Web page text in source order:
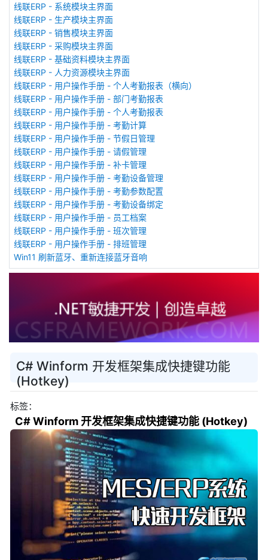
线联ERP - 系统模块主界面
线联ERP - 生产模块主界面
线联ERP - 销售模块主界面
线联ERP - 采购模块主界面
线联ERP - 基础资料模块主界面
线联ERP - 人力资源模块主界面
线联ERP - 用户操作手册 - 个人考勤报表（横向）
线联ERP - 用户操作手册 - 部门考勤报表
线联ERP - 用户操作手册 - 个人考勤报表
线联ERP - 用户操作手册 - 考勤计算
线联ERP - 用户操作手册 - 节假日管理
线联ERP - 用户操作手册 - 请假管理
线联ERP - 用户操作手册 - 补卡管理
线联ERP - 用户操作手册 - 考勤设备管理
线联ERP - 用户操作手册 - 考勤参数配置
线联ERP - 用户操作手册 - 考勤设备绑定
线联ERP - 用户操作手册 - 员工档案
线联ERP - 用户操作手册 - 班次管理
线联ERP - 用户操作手册 - 排班管理
Win11 刷新蓝牙、重新连接蓝牙音响
C# Winform 开发框架集成快捷键功能
(Hotkey)
标签：
C# Winform 开发框架集成快捷键功能 (Hotkey)